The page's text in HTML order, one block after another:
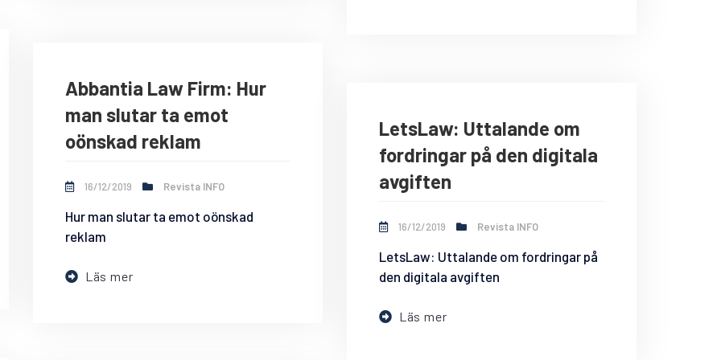
Abbantia Law Firm: Hur
man slutar ta emot
oönskad reklam
16/12/2019 Revista INFO
Hur man slutar ta emot oönskad
reklam
Läs mer
LetsLaw: Uttalande om
fordringar på den digitala
avgiften
16/12/2019 Revista INFO
LetsLaw: Uttalande om fordringar på
den digitala avgiften
Läs mer